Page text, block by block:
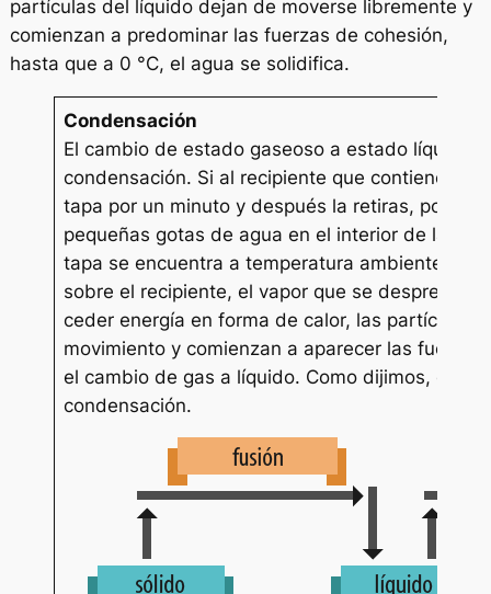
partículas del líquido dejan de moverse libremente y
comienzan a predominar las fuerzas de cohesión,
hasta que a 0 °C, el agua se solidifica.
Condensación
El cambio de estado gaseoso a estado líquido
condensación. Si al recipiente que contiene
tapa por un minuto y después la retiras, podrás
pequeñas gotas de agua en el interior de la
tapa se encuentra a temperatura ambiente,
sobre el recipiente, el vapor que se desprende
ceder energía en forma de calor, las partículas
movimiento y comienzan a aparecer las
el cambio de gas a líquido. Como dijimos, este
condensación.